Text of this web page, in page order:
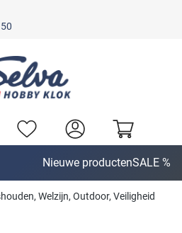
Nieuwe productenSALE %
Welzijn, Outdoor, Veiligheid